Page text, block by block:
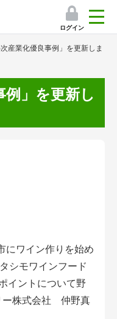
ログイン
検索
ス
スのご紹介
（無料）
リウェブの使い方
メッセージ
次産業化優良事例」を更新しま
例」を更新し
にワイン作りを始め
シモワインフード
イントについて野
ー株式会社 仲野真